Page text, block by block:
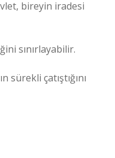
bireyin iradesi
sınırlayabilir.
sürekli çatıştığını